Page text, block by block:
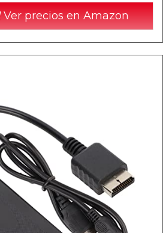
Ver precios en Amazon